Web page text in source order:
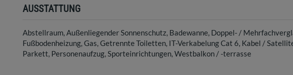
AUSSTATTUNG
Abstellraum Außenliegender Sonnenschutz Badewanne Doppel- /
Fußbodenheizung Gas Getrennte Toiletten IT-Verkabelung Cat 6 Kabel /
Parkett Personenaufzug Sporteinrichtungen Westbalkon / -terrasse